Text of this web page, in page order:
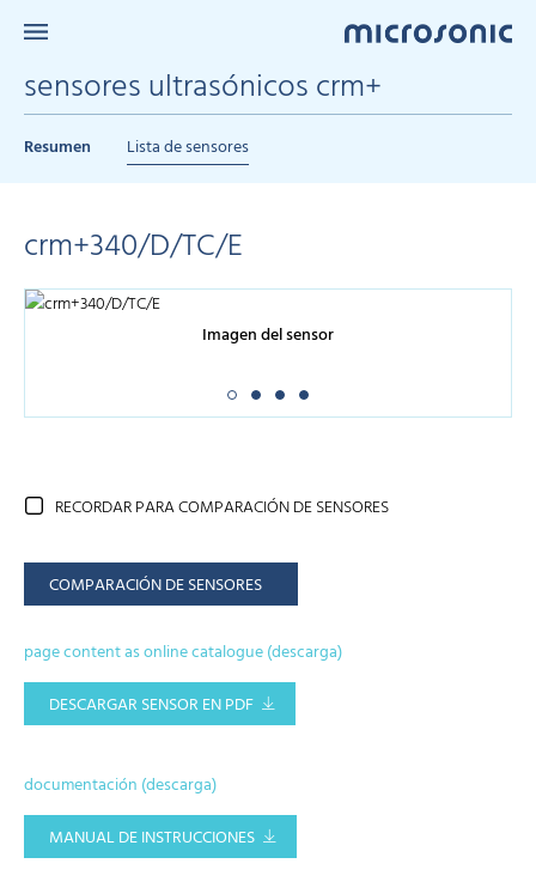
sensores ultrasónicos crm+
Resumen Lista de sensores
crm+340/D/TC/E
Imagen del sensor
RECORDAR PARA COMPARACIÓN DE SENSORES
COMPARACIÓN DE SENSORES
page content as online catalogue (descarga)
DESCARGAR SENSOR EN PDF
documentación (descarga)
MANUAL DE INSTRUCCIONES